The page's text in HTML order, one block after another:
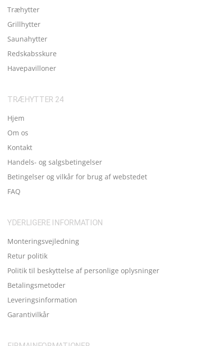
Træhytter
Grillhytter
Saunahytter
Redskabsskure
Havepavilloner
TRÆHYTTER 24
Hjem
Om os
Kontakt
Handels- og salgsbetingelser
Betingelser og vilkår for brug af webstedet
FAQ
YDERLIGERE INFORMATION
Monteringsvejledning
Retur politik
Politik til beskyttelse af personlige oplysninger
Betalingsmetoder
Leveringsinformation
Garantivilkår